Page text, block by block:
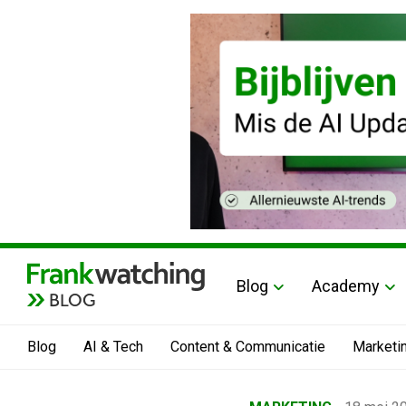
BLOG
Blog Academy
Blog AI & Tech Content & Communicatie